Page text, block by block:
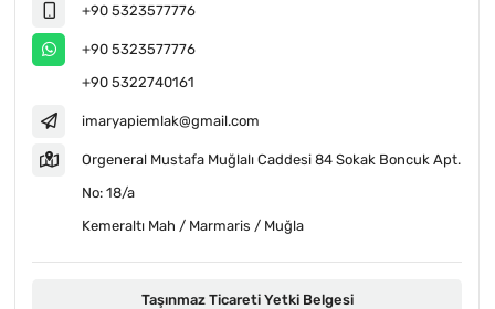
+90 5323577776
+90 5323577776
+90 5322740161
imaryapiemlak@gmail.com
Orgeneral Mustafa Muğlalı Caddesi 84 Sokak Boncuk Apt.
No: 18/a
Kemeraltı Mah / Marmaris / Muğla
Taşınmaz Ticareti Yetki Belgesi